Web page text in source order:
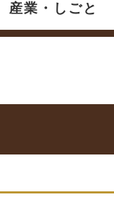
産業・しごと